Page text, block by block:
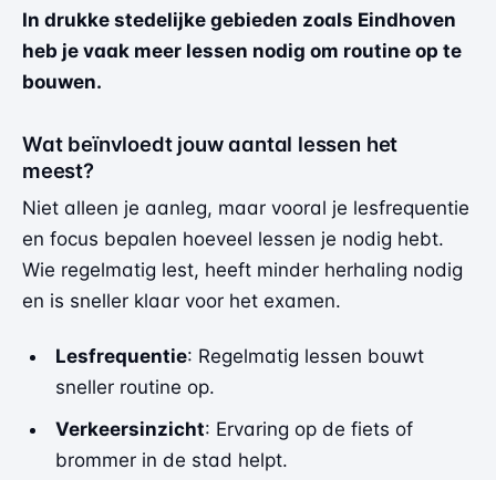
In drukke stedelijke gebieden zoals Eindhoven
heb je vaak meer lessen nodig om routine op te
bouwen.
Wat beïnvloedt jouw aantal lessen het
meest?
Niet alleen je aanleg, maar vooral je lesfrequentie
en focus bepalen hoeveel lessen je nodig hebt.
Wie regelmatig lest, heeft minder herhaling nodig
en is sneller klaar voor het examen.
Lesfrequentie: Regelmatig lessen bouwt
sneller routine op.
Verkeersinzicht: Ervaring op de fiets of
brommer in de stad helpt.